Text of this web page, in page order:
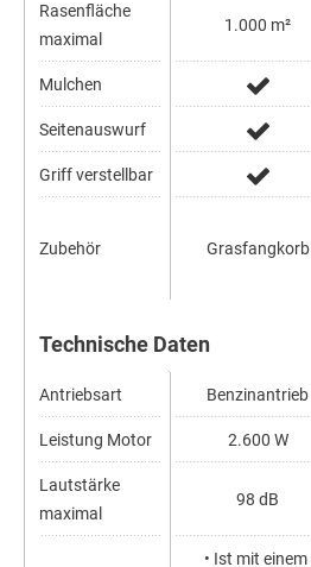
Rasenfläche
maximal
Mulchen
Seitenauswurf
Griff verstellbar
Zubehör
Technische Daten
Antriebsart
Leistung Motor
Lautstärke
maximal
1.000 m²
Grasfangkorb
Benzinantrieb
2.600 W
98 dB
• Ist mit einem